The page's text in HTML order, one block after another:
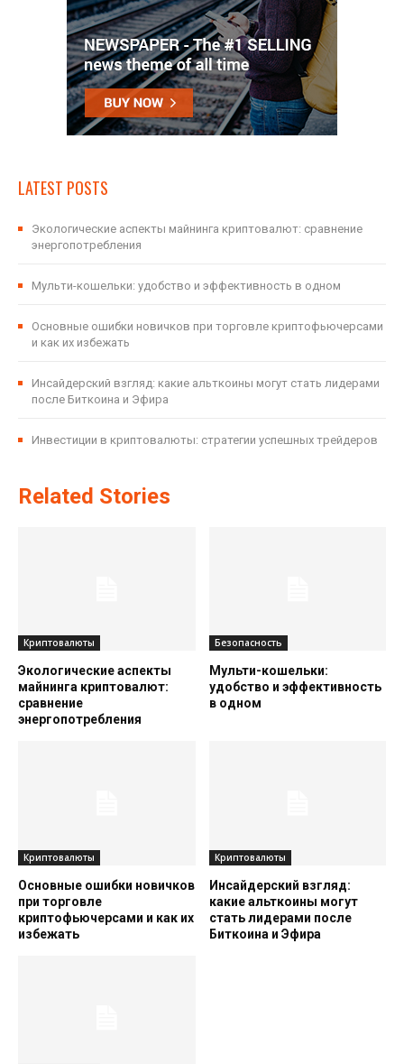
LATEST POSTS
Экологические аспекты майнинга криптовалют: сравнение
энергопотребления
Мульти-кошельки: удобство и эффективность в одном
Основные ошибки новичков при торговле криптофьючерсами
и как их избежать
Инсайдерский взгляд: какие альткоины могут стать лидерами
после Биткоина и Эфира
Инвестиции в криптовалюты: стратегии успешных трейдеров
Related Stories
Криптовалюты
Экологические аспекты
майнинга криптовалют:
сравнение
энергопотребления
Безопасность
Мульти-кошельки:
удобство и эффективность
в одном
Криптовалюты
Основные ошибки новичков
при торговле
криптофьючерсами и как их
избежать
Криптовалюты
Инсайдерский взгляд:
какие альткоины могут
стать лидерами после
Биткоина и Эфира